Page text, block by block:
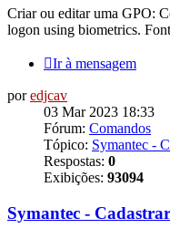
Criar ou editar uma GPO:
logon using biometrics.
Ir à mensagem
poredjcav
03 Mar 2023 18:33
Fórum: Comandos
Tópico: Symantec -
Respostas: 0
Exibições: 93094
Symantec -